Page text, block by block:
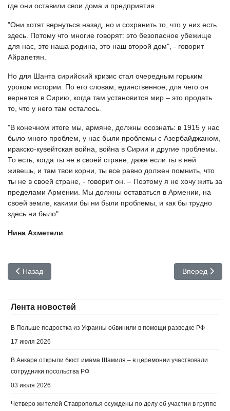
где они оставили свои дома и предприятия.
"Они хотят вернуться назад, но и сохранить то, что у них есть
здесь. Потому что многие говорят: это безопасное убежище
для нас, это наша родина, это наш второй дом", - говорит
Айрапетян.
Но для Шанта сирийский кризис стал очередным горьким
уроком истории. По его словам, единственное, для чего он
вернется в Сирию, когда там установится мир – это продать
то, что у него там осталось.
"В конечном итоге мы, армяне, должны осознать: в 1915 у нас
было много проблем, у нас были проблемы с Азербайджаном,
иракско-кувейтская война, война в Сирии и другие проблемы.
То есть, когда ты не в своей стране, даже если ты в ней
живешь, и там твои корни, ты все равно должен помнить, что
ты не в своей стране, - говорит он. – Поэтому я не хочу жить за
пределами Армении. Мы должны оставаться в Армении, на
своей земле, какими бы ни были проблемы, и как бы трудно
здесь ни было".
Нина Ахметели
Предыдущий: Вафа Гулузаде: «У Азербайджана нет
Назад Следующий:
Вперед
Лента новостей
В Польше подростка из Украины обвинили в помощи разведке РФ
17 июля 2026
В Анкаре открыли бюст имама Шамиля – в церемонии участвовали
сотрудники посольства РФ
03 июля 2026
Четверо жителей Ставрополья осуждены по делу об участии в группе